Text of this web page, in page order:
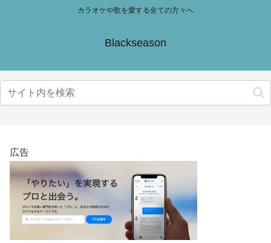
カラオケや歌を愛する全ての方々へ
Blackseason
広告